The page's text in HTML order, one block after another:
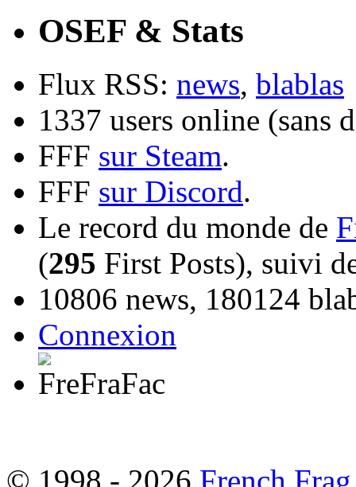
OSEF & Stats
Flux RSS: news, blablas
1337 users online (sans
FFF sur Steam.
FFF sur Discord.
Le record du monde de
(295 First Posts), suivi
10806 news, 180124
Connexion
© 1998 - 2026 French